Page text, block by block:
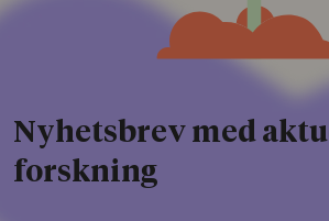
Nyhetsbrev med
forskning